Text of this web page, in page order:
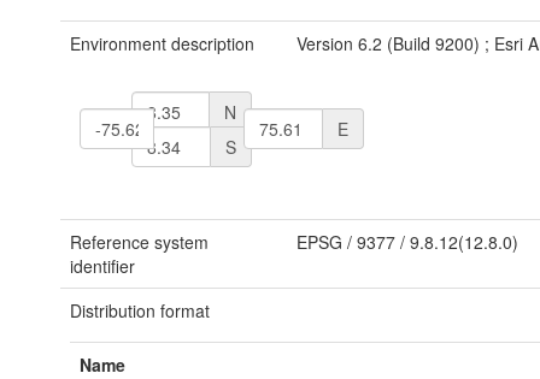
Environment description Version 6.2 (Build 9200) ; Esri
N
S
E
W
Reference system
identifier
EPSG / 9377/ 9.8.12(12.8.0)
Distribution format
Name